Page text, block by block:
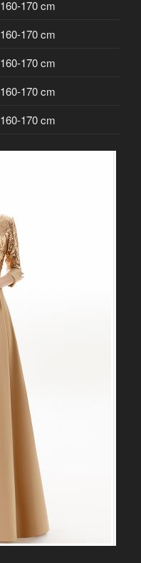
160-170 cm
160-170 cm
160-170 cm
160-170 cm
160-170 cm